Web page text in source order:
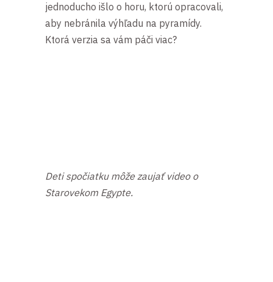
jednoducho išlo o horu, ktorú opracovali,
aby nebránila výhľadu na pyramídy.
Ktorá verzia sa vám páči viac?
Deti spočiatku môže zaujať video o
Starovekom Egypte.